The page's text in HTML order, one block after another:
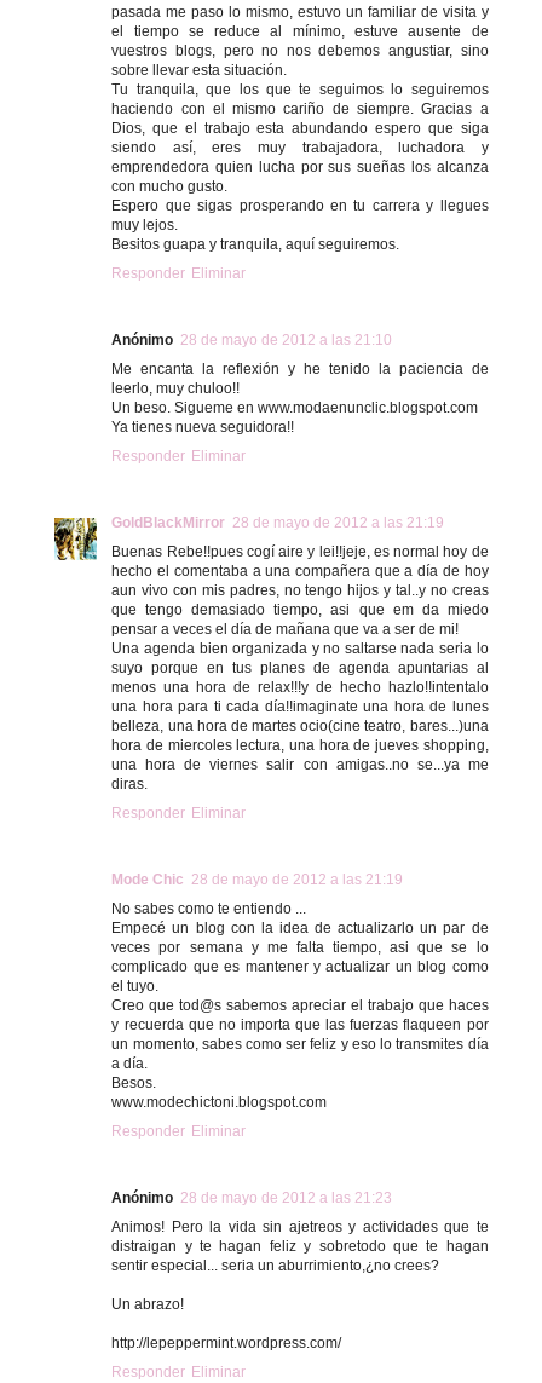
pasada me paso lo mismo, estuvo un familiar de visita y
el tiempo se reduce al mínimo, estuve ausente de
vuestros blogs, pero no nos debemos angustiar, sino
sobre llevar esta situación.
Tu tranquila, que los que te seguimos lo seguiremos
haciendo con el mismo cariño de siempre. Gracias a
Dios, que el trabajo esta abundando espero que siga
siendo así, eres muy trabajadora, luchadora y
emprendedora quien lucha por sus sueñas los alcanza
con mucho gusto.
Espero que sigas prosperando en tu carrera y llegues
muy lejos.
Besitos guapa y tranquila, aquí seguiremos.
Responder Eliminar
Anónimo 28 de mayo de 2012 a las 21:10
Me encanta la reflexión y he tenido la paciencia de
leerlo, muy chuloo!!
Un beso. Sigueme en www.modaenunclic.blogspot.com
Ya tienes nueva seguidora!!
Responder Eliminar
GoldBlackMirror 28 de mayo de 2012 a las 21:19
Buenas Rebe!!pues cogí aire y lei!!jeje, es normal hoy de
hecho el comentaba a una compañera que a día de hoy
aun vivo con mis padres, no tengo hijos y tal..y no creas
que tengo demasiado tiempo, asi que em da miedo
pensar a veces el día de mañana que va a ser de mi!
Una agenda bien organizada y no saltarse nada seria lo
suyo porque en tus planes de agenda apuntarias al
menos una hora de relax!!!y de hecho hazlo!!intentalo
una hora para ti cada día!!imaginate una hora de lunes
belleza, una hora de martes ocio(cine teatro, bares...)una
hora de miercoles lectura, una hora de jueves shopping,
una hora de viernes salir con amigas..no se...ya me
diras.
Responder Eliminar
Mode Chic 28 de mayo de 2012 a las 21:19
No sabes como te entiendo ...
Empecé un blog con la idea de actualizarlo un par de
veces por semana y me falta tiempo, asi que se lo
complicado que es mantener y actualizar un blog como
el tuyo.
Creo que tod@s sabemos apreciar el trabajo que haces
y recuerda que no importa que las fuerzas flaqueen por
un momento, sabes como ser feliz y eso lo transmites día
a día.
Besos.
www.modechictoni.blogspot.com
Responder Eliminar
Anónimo 28 de mayo de 2012 a las 21:23
Animos! Pero la vida sin ajetreos y actividades que te
distraigan y te hagan feliz y sobretodo que te hagan
sentir especial... seria un aburrimiento,¿no crees?
Un abrazo!
http://lepeppermint.wordpress.com/
Responder Eliminar